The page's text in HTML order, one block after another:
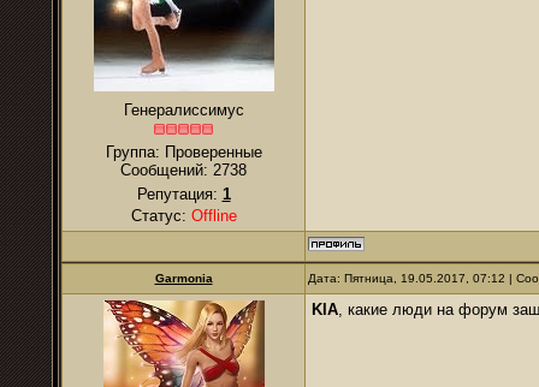
Генералиссимус
Группа: Проверенные
Сообщений: 2738
Репутация: 1
Статус: Offline
Garmonia Дата: Пятница, 19.05.2017, 07:12 |
KIA, какие люди на форум